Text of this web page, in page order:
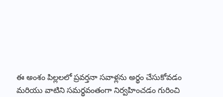
ఈ అంశం పిల్లలలో ప్రవర్తనా సవాళ్లను అర్థం చేసుకోవడం
మరియు వాటిని సమర్థవంతంగా నిర్వహించడం గురించి